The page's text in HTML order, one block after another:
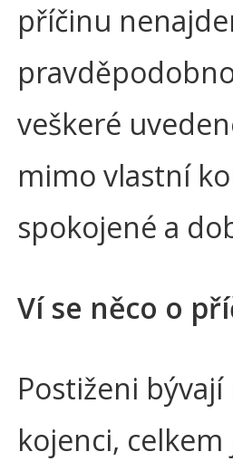
příčinu
veškeré
mimo vlastní
spokojené a
Ví se něco o
Postiženi
kojenci, celkem